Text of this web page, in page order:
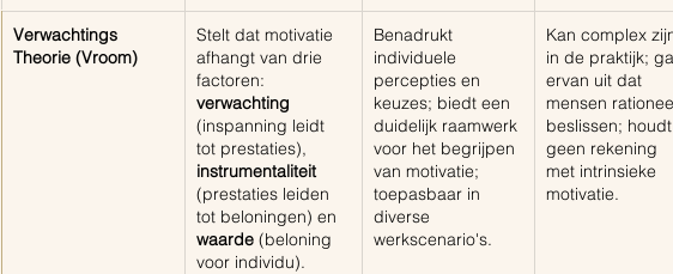
Verwachtings
Theorie (Vroom)
Stelt dat motivatie
afhangt van drie
factoren:
verwachting
(inspanning leidt
tot prestaties),
instrumentaliteit
(prestaties leiden
tot beloningen) en
waarde (beloning
voor individu).
Benadrukt
individuele
percepties en
keuzes; biedt een
duidelijk raamwerk
voor het begrijpen
van motivatie;
toepasbaar in
diverse
werkscenario's.
Kan complex
in de praktijk;
ervan uit dat
mensen
beslissen; houdt
geen rekening
met intrinsieke
motivatie.